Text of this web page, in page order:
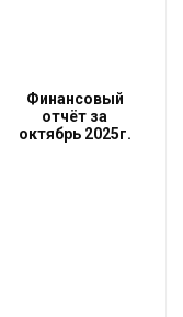
Финансовый
отчёт за
октябрь 2025г.